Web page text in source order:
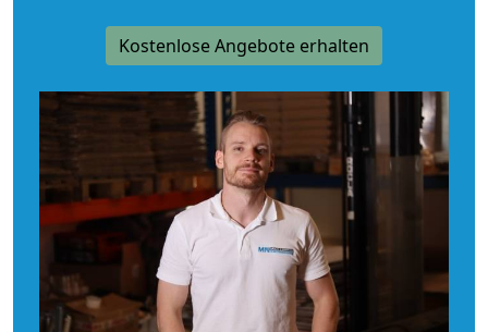
Kostenlose Angebote erhalten